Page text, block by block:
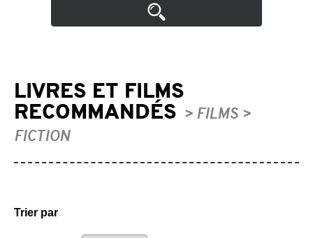
LIVRES ET FILMS
RECOMMANDÉS
> FILMS >
FICTION
Trier par